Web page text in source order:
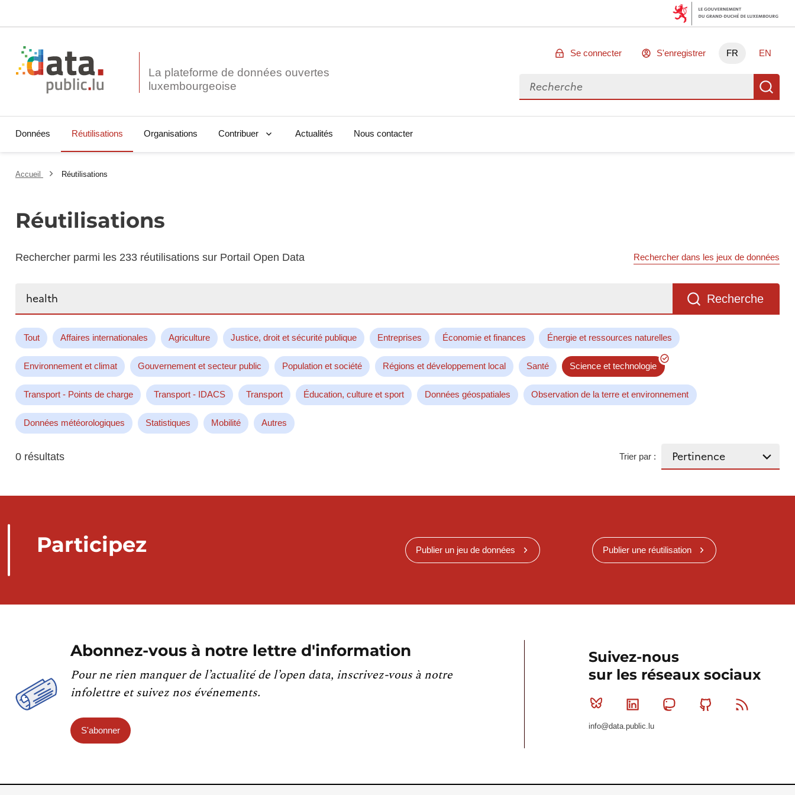
La plateforme de données ouvertes
Se connecter S'enregistrer FR EN
Rechercher des données
Données Réutilisations Organisations Contribuer Actualités Nous contacter
Accueil Réutilisations
Réutilisations
Rechercher parmi les 233 réutilisations sur Portail Open Data Rechercher dans les jeux de données
Recherche
Tout Affaires internationales Agriculture Justice, droit et sécurité publique Entreprises Économie et finances Énergie et ressources naturelles
Environnement et climat Gouvernement et secteur public Population et société Régions et développement local Santé Science et technologie
Transport - Points de charge Transport - IDACS Transport Éducation, culture et sport Données géospatiales Observation de la terre et environnement
Données météorologiques Statistiques Mobilité Autres
0 résultats Trier par :
Participez Publier un jeu de données Publier une réutilisation
Abonnez-vous à notre lettre d'information
Pour ne rien manquer de l’actualité de l’open data, inscrivez-vous à notre
infolettre et suivez nos événements.
S'abonner
Suivez-nous
sur les réseaux sociaux
Bluesky Linkedin MastodonGithub
info@data.public.lu